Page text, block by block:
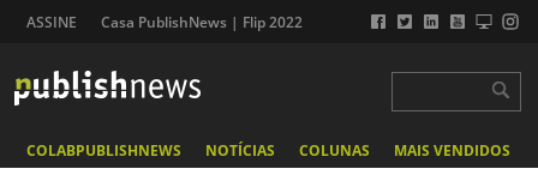
ASSINE Casa PublishNews | Flip 2022
COLABPUBLISHNEWS NOTÍCIAS COLUNAS MAIS VENDIDOS